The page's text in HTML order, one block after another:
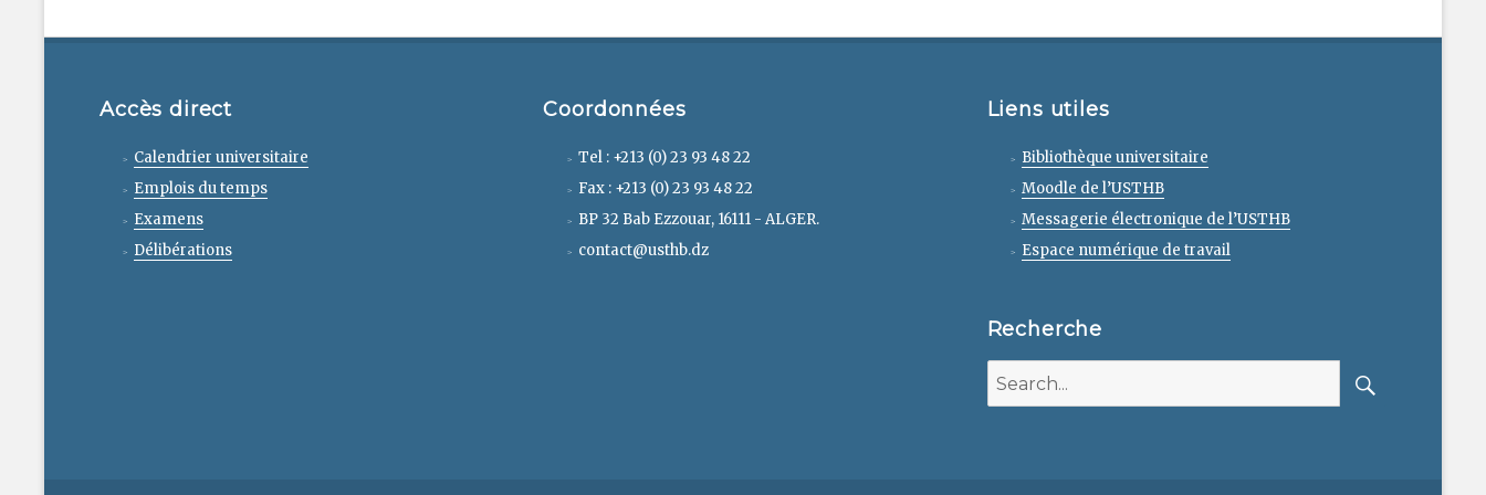
Accès direct
Calendrier universitaire
Emplois du temps
Examens
Délibérations
Coordonnées
Tel : +213 (0) 23 93 48 22
Fax : +213 (0) 23 93 48 22
BP 32 Bab Ezzouar, 16111 - ALGER.
contact@usthb.dz
Liens utiles
Bibliothèque universitaire
Moodle de l’USTHB
Messagerie électronique de l’USTHB
Espace numérique de travail
Recherche
for: